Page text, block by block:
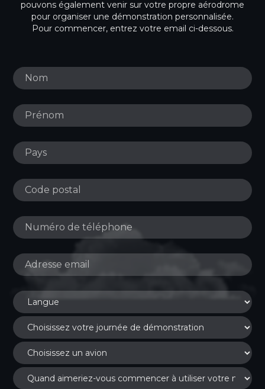
pouvons également venir sur votre propre aérodrome
pour organiser une démonstration personnalisée.
Pour commencer, entrez votre email ci-dessous.